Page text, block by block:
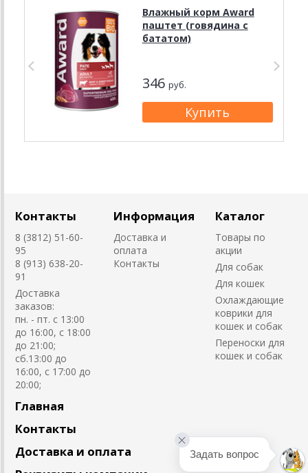
Влажный корм Award
паштет (говядина с
бататом)
346 руб.
Контакты
8 (3812) 51-60-
95
8 (913) 638-20-
91
Доставка
заказов:
пн. - пт. с 13:00
до 16:00, с 18:00
до 21:00;
сб.13:00 до
16:00, с 17:00 до
20:00;
Информация
Доставка и
оплата
Контакты
Каталог
Товары по
акции
Для собак
Для кошек
Охлаждающие
коврики для
кошек и собак
Переноски для
кошек и собак
Главная
Контакты
Доставка и оплата
Задать вопрос